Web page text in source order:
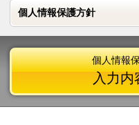
個人情報保護方針
個人情報保護方針
個人情報
入力内